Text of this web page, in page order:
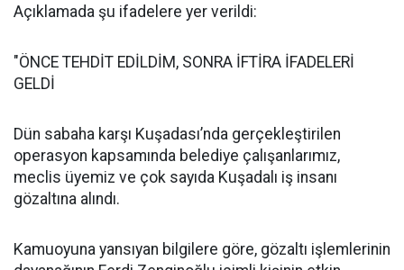
Açıklamada şu ifadelere yer verildi:
"ÖNCE TEHDİT EDİLDİM, SONRA İFTİRA İFADELERİ
GELDİ
Dün sabaha karşı Kuşadası’nda gerçekleştirilen
operasyon kapsamında belediye çalışanlarımız,
meclis üyemiz ve çok sayıda Kuşadalı iş insanı
gözaltına alındı.
Kamuoyuna yansıyan bilgilere göre, gözaltı işlemlerinin